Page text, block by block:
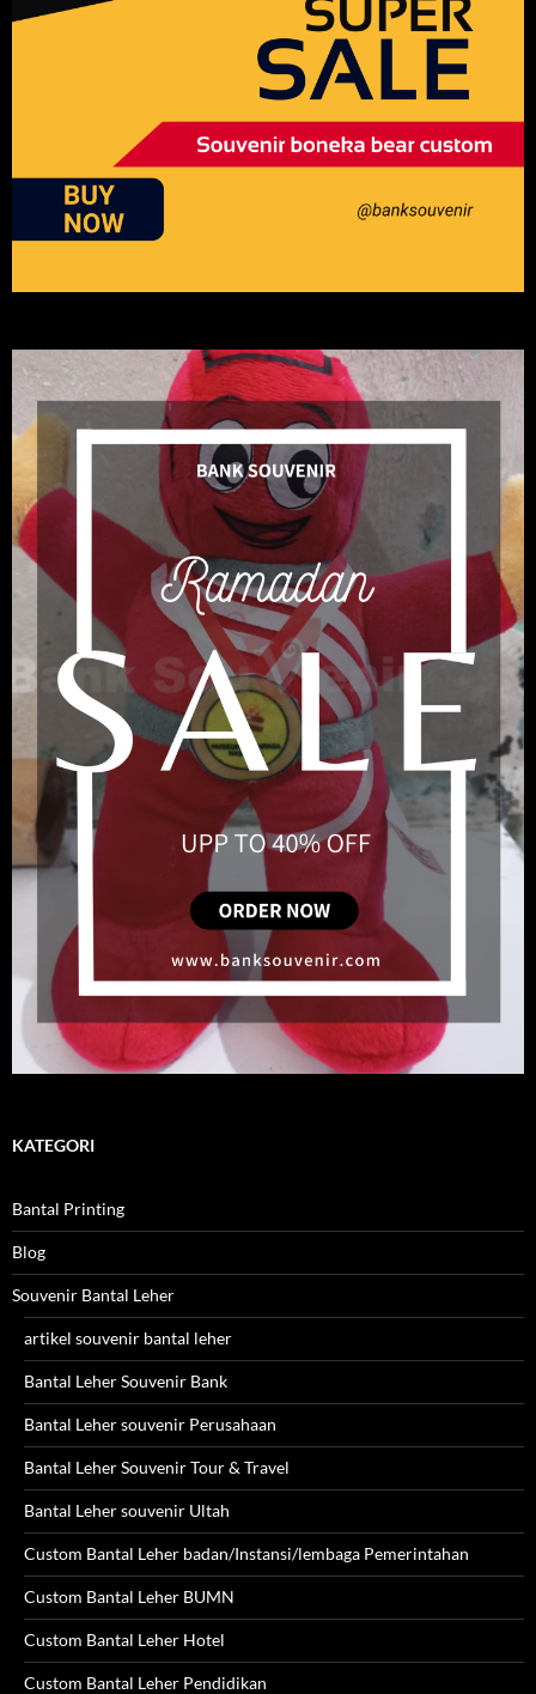
KATEGORI
Bantal Printing
Blog
Souvenir Bantal Leher
artikel souvenir bantal leher
Bantal Leher Souvenir Bank
Bantal Leher souvenir Perusahaan
Bantal Leher Souvenir Tour & Travel
Bantal Leher souvenir Ultah
Custom Bantal Leher badan/Instansi/lembaga Pemerintahan
Custom Bantal Leher BUMN
Custom Bantal Leher Hotel
Custom Bantal Leher Pendidikan